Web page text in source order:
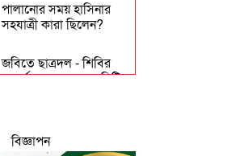
পালানোর সময় হাসিনার
সহযাত্রী কারা ছিলেন?
জবিতে ছাত্রদল - শিবির
সংঘর্ষ - ৩ সদস্যের কমিটি
সমলিঙ্গের বিয়ের
বিজ্ঞাপন